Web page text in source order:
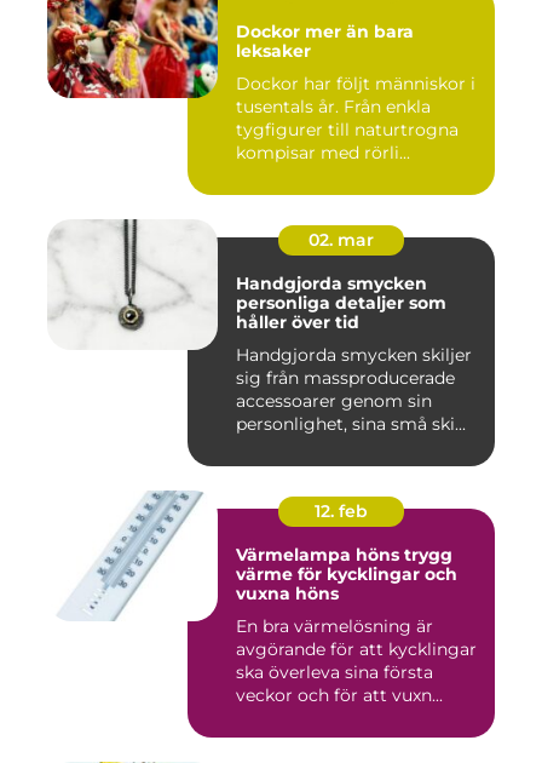
Dockor mer än bara
leksaker
Dockor har följt människor i
tusentals år. Från enkla
tygfigurer till naturtrogna
kompisar med rörli...
02. mar
Handgjorda smycken
personliga detaljer som
håller över tid
Handgjorda smycken skiljer
sig från massproducerade
accessoarer genom sin
personlighet, sina små ski...
12. feb
Värmelampa höns trygg
värme för kycklingar och
vuxna höns
En bra värmelösning är
avgörande för att kycklingar
ska överleva sina första
veckor och för att vuxn...